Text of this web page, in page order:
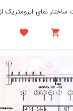
نمای ایزومتریک از